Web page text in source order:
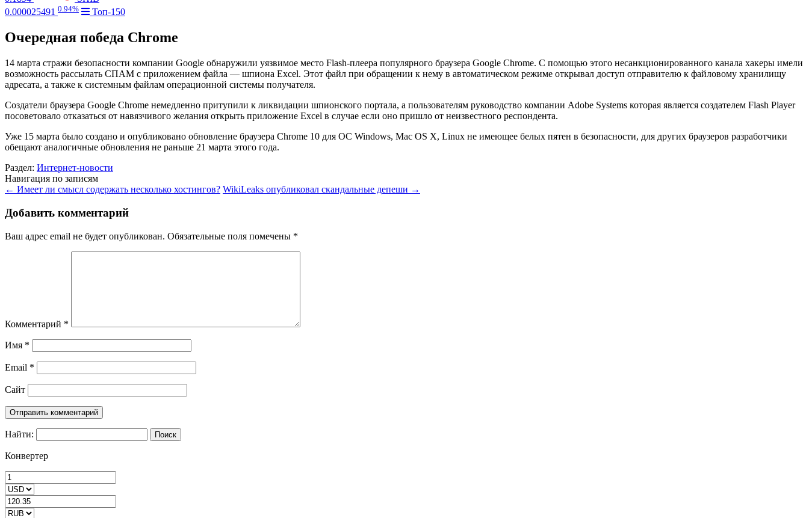
0.000025491 0.94% Топ-150
Очередная победа Chrome
14 марта стражи безопасности компании Google обнаружили уязвимое место Flash-плеера популярного браузера Google Chrome. С помощью этого несанкционированного канала хакеры имели
возможность рассылать СПАМ с приложением файла — шпиона Excel. Этот файл при обращении к нему в автоматическом режиме открывал доступ отправителю к файловому хранилищу
адресата, а также к системным файлам операционной системы получателя.
Создатели браузера Google Chrome немедленно притупили к ликвидации шпионского портала, а пользователям руководство компании Adobe Systems которая является создателем Flash Player
посоветовало отказаться от навязчивого желания открыть приложение Excel в случае если оно пришло от неизвестного респондента.
Уже 15 марта было создано и опубликовано обновление браузера Chrome 10 для ОС Windows, Mac OS X, Linux не имеющее белых пятен в безопасности, для других браузеров разработчики
обещают аналогичные обновления не раньше 21 марта этого года.
Раздел: Интернет-новости
Навигация по записям
← Имеет ли смысл содержать несколько хостингов? WikiLeaks опубликовал скандальные депеши →
Добавить комментарий
Ваш адрес email не будет опубликован. Обязательные поля помечены *
Комментарий *
Имя *
Email *
Сайт
Найти:
Конвертер